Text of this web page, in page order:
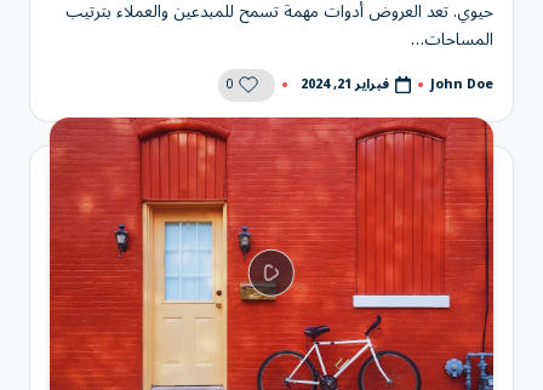
حيوي. تعد العروض أدوات مهمة تسمح للمبدعين والعملاء بترتيب
المساحات…
تمّ
بواسطة
John Doe فبراير 21, 2024 0